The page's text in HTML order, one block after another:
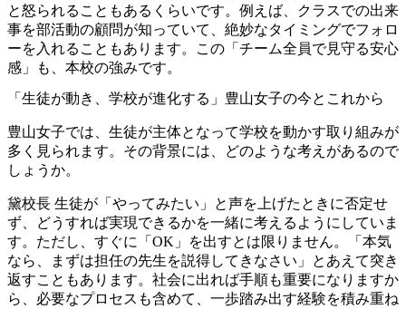
と怒られることもあるくらいです。例えば、クラスでの出来
事を部活動の顧問が知っていて、絶妙なタイミングでフォロ
ーを入れることもあります。この「チーム全員で見守る安心
感」も、本校の強みです。
「生徒が動き、学校が進化する」豊山女子の今とこれから
豊山女子では、生徒が主体となって学校を動かす取り組みが
多く見られます。その背景には、どのような考えがあるので
しょうか。
黛校長 生徒が「やってみたい」と声を上げたときに否定せ
ず、どうすれば実現できるかを一緒に考えるようにしていま
す。ただし、すぐに「OK」を出すとは限りません。「本気
なら、まずは担任の先生を説得してきなさい」とあえて突き
返すこともあります。社会に出れば手順も重要になりますか
ら、必要なプロセスも含めて、一歩踏み出す経験を積み重ね